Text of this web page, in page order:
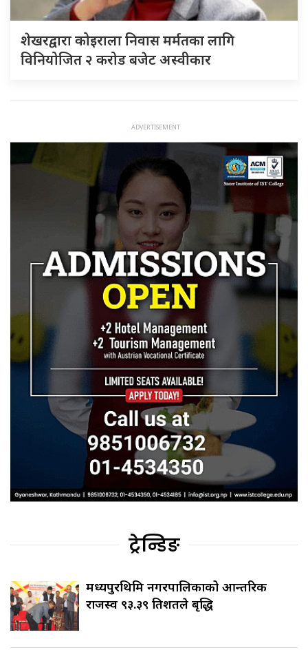
शेखरद्वारा कोइराला निवास मर्मतका लागि
विनियोजित २ करोड बजेट अस्वीकार
ट्रेन्डिङ
मध्यपुरथिमि नगरपालिकाको आन्तरिक
राजस्व ९३.३९ प्रतिशतले बृद्धि